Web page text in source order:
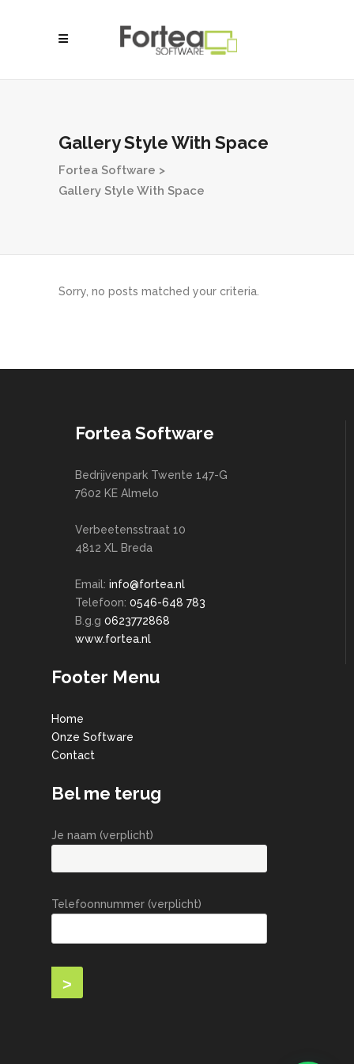
Gallery Style With Space
Fortea Software >
Gallery Style With Space
Sorry, no posts matched your criteria.
Fortea Software
Bedrijvenpark Twente 147-G
7602 KE Almelo
Verbeetensstraat 10
4812 XL Breda
Email: info@fortea.nl
Telefoon: 0546-648 783
B.g.g 0623772868
www.fortea.nl
Footer Menu
Home
Onze Software
Contact
Bel me terug
Je naam (verplicht)
Telefoonnummer (verplicht)